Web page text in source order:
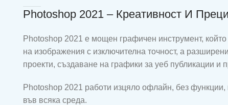
Photoshop 2021 – Креативност И
Photoshop 2021 е мощен графичен инструмент,
на изображения с изключителна точност, а
проекти, създаване на графики за уеб публикации
Photoshop 2021 работи изцяло офлайн, без функции,
във всяка среда.